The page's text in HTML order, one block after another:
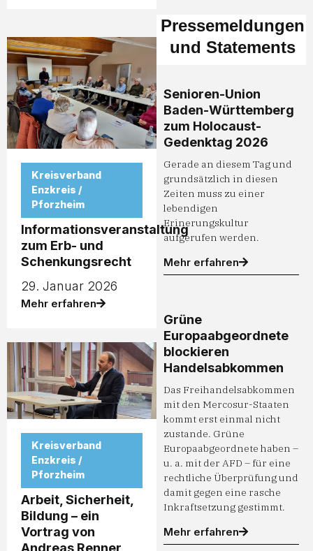
Kreisverband
Enzkreis /
Pforzheim
Informationsveranstaltung
zum Erb- und
Schenkungsrecht
29. Januar 2026
Mehr erfahren
Kreisverband
Enzkreis /
Pforzheim
Arbeit, Sicherheit,
Bildung – ein
Vortrag von
Andreas Renner
Pressemeldungen
und Statements
Senioren-Union
Baden-Württemberg
zum Holocaust-
Gedenktag 2026
Gerade an diesem Tag und
grundsätzlich in diesen
Zeiten muss zu einer
lebendigen
Erinerungskultur
aufgerufen werden.
Mehr erfahren
Grüne
Europaabgeordnete
blockieren
Handelsabkommen
Das Freihandelsabkommen
mit den Mercosur-Staaten
kommt erst einmal nicht
zustande. Grüne
Europaabgeordnete haben –
u. a. mit der AFD – für eine
rechtliche Überprüfung und
damit gegen eine rasche
Inkraftsetzung gestimmt.
Mehr erfahren